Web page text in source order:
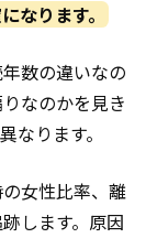
なります。
数の違いなの
なのかを見き
なります。
女性比率、離
します。原因